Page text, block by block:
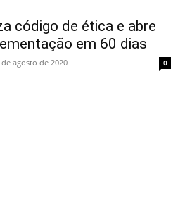
código de ética e abre
em 60 dias
de agosto de 2020 0